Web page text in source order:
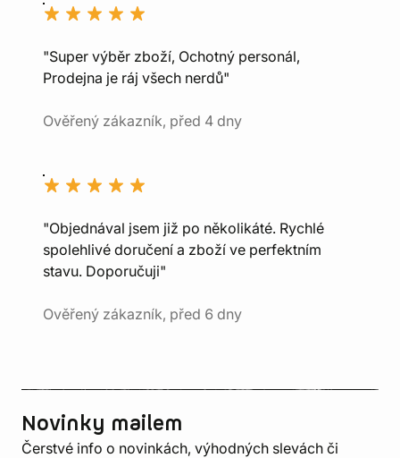
"Super výběr zboží, Ochotný personál,
Prodejna je ráj všech nerdů"
Ověřený zákazník, před 4 dny
"Objednával jsem již po několikáté. Rychlé
spolehlivé doručení a zboží ve perfektním
stavu. Doporučuji"
Ověřený zákazník, před 6 dny
Novinky mailem
Čerstvé info o novinkách, výhodných slevách či